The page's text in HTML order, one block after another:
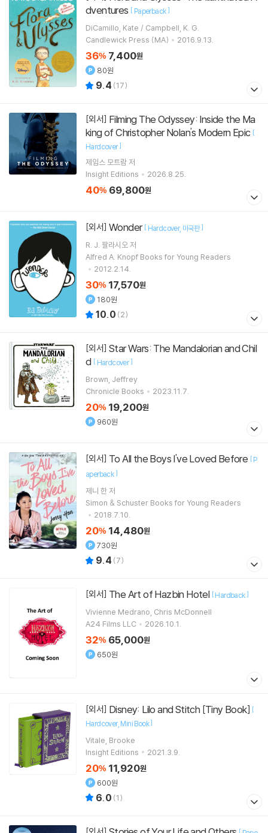
dventures [ Paperback]
DiCamillo, Kate / Campbell, K. G.
Candlewick Press (MA)
2016.9.13.
36% 7,400원
80원
9.4 (17)
[외서]
king of Christopher Nolan's Modern Epic [
Hardcover]
제임스 모트람저
Insight Editions
2026.8.25.
40% 69,800원
[외서] Wonder [ Hardcover 미국판]
R. J. 팔라시오 저
Alfred A. Knopf Books for Young Readers
2012.2.14.
30% 17,570원
180원
10.0 (2)
[외서]
d [ Hardcover]
Brown, Jeffrey
Chronicle Books
2023.11.7.
20% 19,200원
960원
[외서] To All the Boys I've Loved Before [P
aperback]
제니 한저
Simon & Schuster Books for Young Readers
2018.7.10.
20% 14,480원
730원
9.4 (7)
[외서] The Art of Hazbin Hotel [Hardback]
Vivienne Medrano, Chris McDonnell
A24 Films LLC
2026.10.1.
32% 65,000원
650원
[외서] Disney: Lilo and Stitch [Tiny Book] [
Hardcover Mini Book]
Vitale, Brooke
Insight Editions
2021.3.9.
20% 11,920원
600원
6.0 (1)